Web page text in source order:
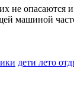
не опасаются
машиной
дети лето